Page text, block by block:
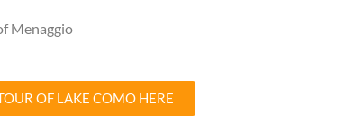
Menaggio
OF LAKE COMO HERE